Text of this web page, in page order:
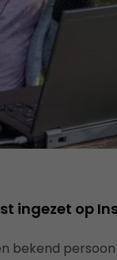
ingezet op
bekend